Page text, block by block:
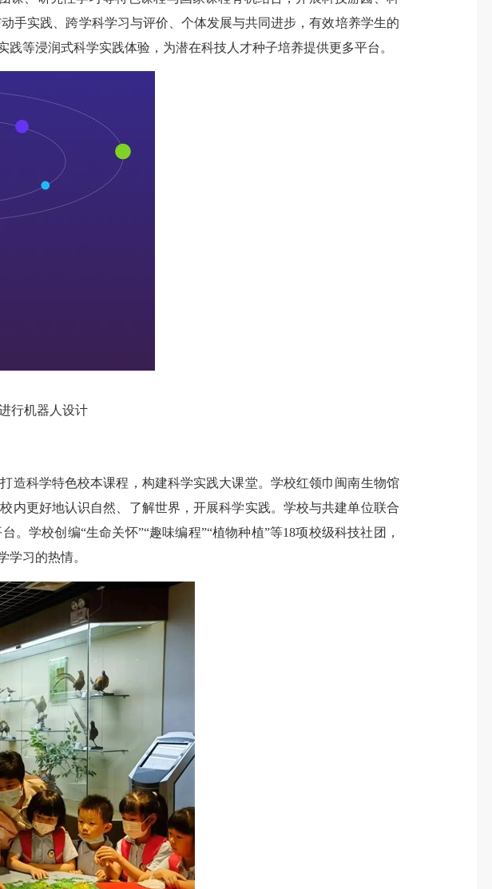
手实践、跨学科学习与评价、个体发展与共同进步，有效培养学生的
等浸润式科学实践体验，为潜在科技人才种子培养提供更多平台。
行机器人设计
科学特色校本课程，构建科学实践大课堂。学校红领巾闽南生物馆
内更好地认识自然、了解世界，开展科学实践。学校与共建单位联合
学校创编“生命关怀”“趣味编程”“植物种植”等18项校级科技社团，
学习的热情。